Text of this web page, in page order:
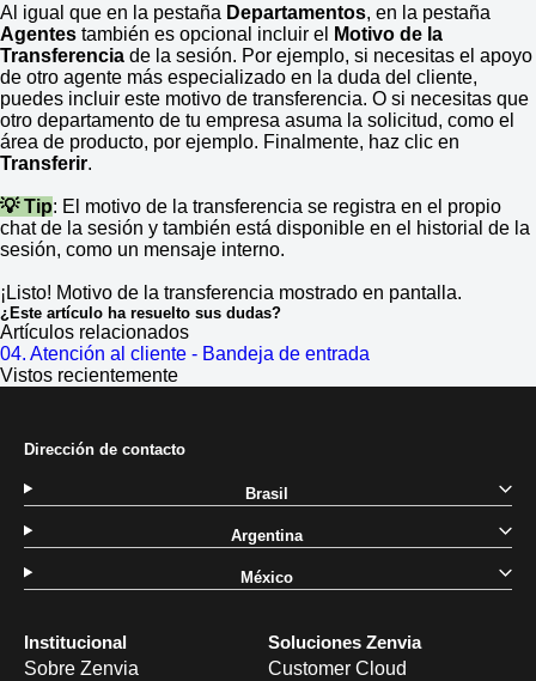
Al igual que en la pestaña Departamentos, en la pestaña
Agentes también es opcional incluir el
Motivo de la
Transferencia de la sesión. Por ejemplo, si necesitas el apoyo
de otro agente más especializado en la duda del cliente,
puedes incluir este motivo de transferencia. O si necesitas que
otro departamento de tu empresa asuma la solicitud, como el
área de producto, por ejemplo. Finalmente, haz clic en
Transferir.
💡 Tip: El motivo de la transferencia se registra en el propio
chat de la sesión y también está disponible en el historial de la
sesión, como un mensaje interno.
¡Listo! Motivo de la transferencia mostrado en pantalla.
¿Este artículo ha resuelto sus dudas?
Artículos relacionados
04. Atención al cliente - Bandeja de entrada
Vistos recientemente
Institucional
Sobre Zenvia
Soluciones Zenvia
Customer Cloud
Dirección de contacto
Brasil
Argentina
México